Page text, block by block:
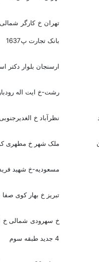
تهران خ کارگر
بانک تجارت پ1637
ارسنجان بلوار دکتر
رشت-خ ایت اله
نظرآباد خ الغدیرجنوبی ک
ملک شهر خ مطهری
مسعودیه-خ شهید
تبریز خ بهار کوی
4 جدید طبقه سوم